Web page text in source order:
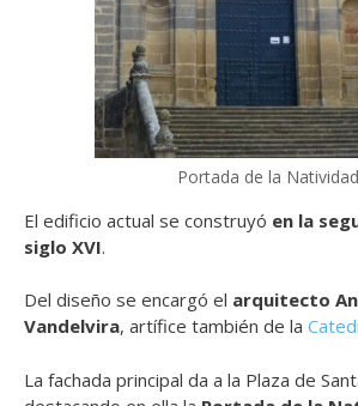
Portada de la Natividad
El edificio actual se construyó en la
siglo XVI.
Del diseño se encargó el arquitecto
Vandelvira, artífice también de la
La fachada principal da a la Plaza de